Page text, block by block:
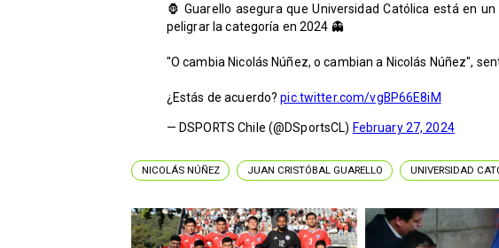
🦍 Guarello asegura que Universidad Católica está en
peligrar la categoría en 2024 👻
"O cambia Nicolás Núñez, o cambian a Nicolás Núñez",
¿Estás de acuerdo?pic.twitter.com/vgBP66E8iM
— DSPORTS Chile (@DSportsCL) February 27, 2024
NICOLÁS NÚÑEZ JUAN CRISTÓBAL GUARELLO UNIVERSIDAD